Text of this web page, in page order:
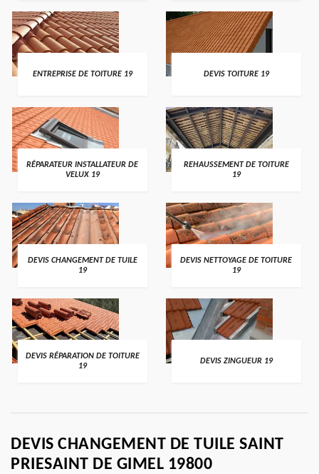
ENTREPRISE DE TOITURE 19 DEVIS TOITURE 19
RÉPARATEUR INSTALLATEUR DE
VELUX 19
REHAUSSEMENT DE TOITURE
19
DEVIS CHANGEMENT DE TUILE
19
DEVIS NETTOYAGE DE TOITURE
19
DEVIS RÉPARATION DE TOITURE
19
DEVIS ZINGUEUR 19
DEVIS CHANGEMENT DE TUILE SAINT
PRIESAINT DE GIMEL 19800